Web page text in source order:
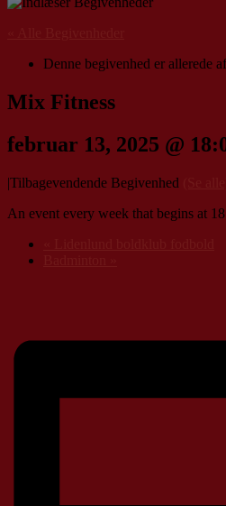
Denne begivenhed er allerede
Mix Fitness
februar 13, 2025 @
|Tilbagevendende Begivenhed
An event every week that begins at